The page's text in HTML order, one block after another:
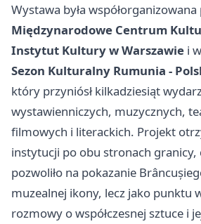
Wystawa była współorganizowana
Międzynarodowe Centrum
Instytut Kultury w Warszawie i
Sezon Kulturalny Rumunia -
który przyniósł kilkadziesiąt
wystawienniczych, muzycznych,
filmowych i literackich. Projekt
instytucji po obu stronach granicy,
pozwoliło na pokazanie
muzealnej ikony, lecz jako punktu
rozmowy o współczesnej sztuce i